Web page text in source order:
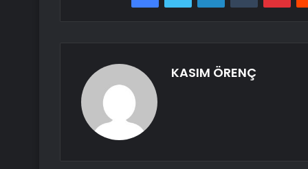
KASIM ÖRENÇ